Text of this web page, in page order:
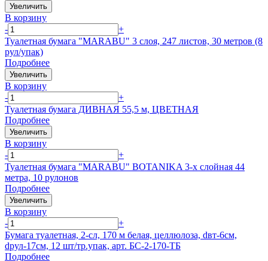
Увеличить
В корзину
-
+
Туалетная бумага "MARABU" 3 слоя, 247 листов, 30 метров (8
рул/упак)
Подробнее
Увеличить
В корзину
-
+
Туалетная бумага ДИВНАЯ 55,5 м, ЦВЕТНАЯ
Подробнее
Увеличить
В корзину
-
+
Туалетная бумага "MARABU" BOTANIKA 3-х слойная 44
метра, 10 рулонов
Подробнее
Увеличить
В корзину
-
+
Бумага туалетная, 2-сл, 170 м белая, целлюлоза, dвт-6см,
dрул-17см, 12 шт/тр.упак, арт. БС-2-170-ТБ
Подробнее